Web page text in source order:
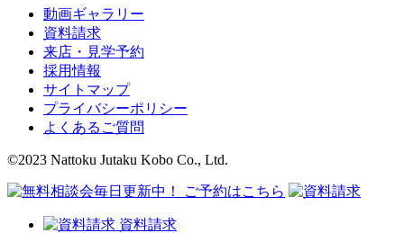
動画ギャラリー
資料請求
来店・見学予約
採用情報
サイトマップ
プライバシーポリシー
よくあるご質問
©2023 Nattoku Jutaku Kobo Co., Ltd.
資料請求